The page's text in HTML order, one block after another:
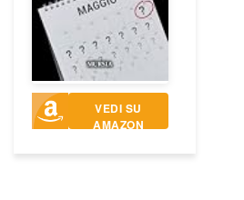
VEDI SU
AMAZON